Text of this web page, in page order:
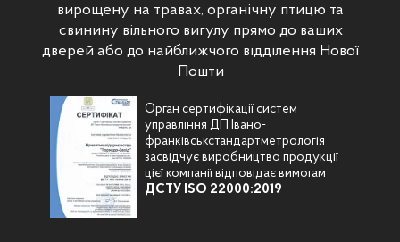
вирощену на травах, органічну птицю та
свинину вільного вигулу прямо до ваших
дверей або до найближчого відділення Нової
Пошти
Орган сертифікації систем
управління ДП Івано-
франківськстандартметрологія
засвідчує виробництво продукції
цієї компанії відповідає вимогам
ДСТУ ISO 22000:2019